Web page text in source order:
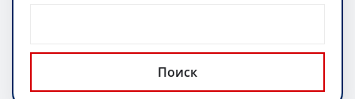
ki ь
Поиск